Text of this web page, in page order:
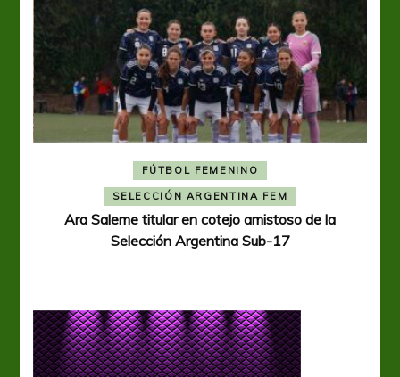
FÚTBOL FEMENINO
SELECCIÓN ARGENTINA FEM
Ara Saleme titular en cotejo amistoso de la
Selección Argentina Sub-17